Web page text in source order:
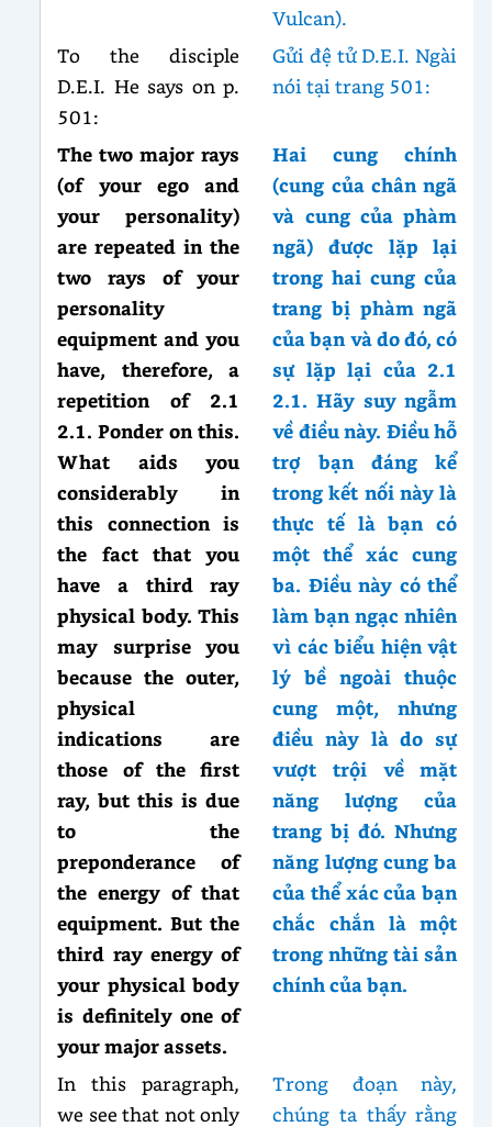
Vulcan).
To the disciple
D.E.I. He says on p.
501:
Gửi đệ tử D.E.I. Ngài
nói tại trang 501:
The two major rays
(of your ego and
your personality)
are repeated in the
two rays of your
personality
equipment and you
have, therefore, a
repetition of 2.1
2.1. Ponder on this.
What aids you
considerably in
this connection is
the fact that you
have a third ray
physical body. This
may surprise you
because the outer,
physical
indications are
those of the first
ray, but this is due
to the
preponderance of
the energy of that
equipment. But the
third ray energy of
your physical body
is definitely one of
your major assets.
Hai cung chính
(cung của chân ngã
và cung của phàm
ngã) được lặp lại
trong hai cung của
trang bị phàm ngã
của bạn và do đó, có
sự lặp lại của 2.1
2.1. Hãy suy ngẫm
về điều này. Điều hỗ
trợ bạn đáng kể
trong kết nối này là
thực tế là bạn có
một thể xác cung
ba. Điều này có thể
làm bạn ngạc nhiên
vì các biểu hiện vật
lý bề ngoài thuộc
cung một, nhưng
điều này là do sự
vượt trội về mặt
năng lượng của
trang bị đó. Nhưng
năng lượng cung ba
của thể xác của bạn
chắc chắn là một
trong những tài sản
chính của bạn.
In this paragraph,
we see that not only
Trong đoạn này,
chúng ta thấy rằng